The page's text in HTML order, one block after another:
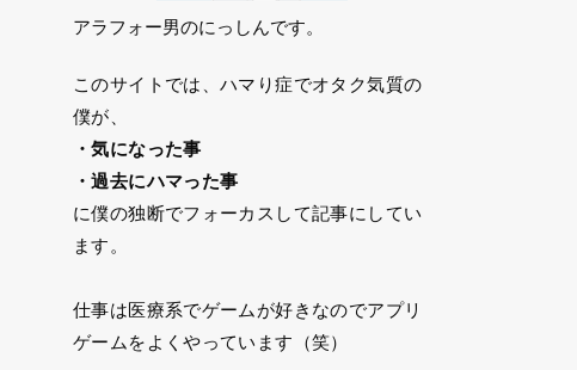
アラフォー男のにっしんです。
このサイトでは、ハマり症でオタク気質の
僕が、
・気になった事
・過去にハマった事
に僕の独断でフォーカスして記事にしてい
ます。
仕事は医療系でゲームが好きなのでアプリ
ゲームをよくやっています（笑）